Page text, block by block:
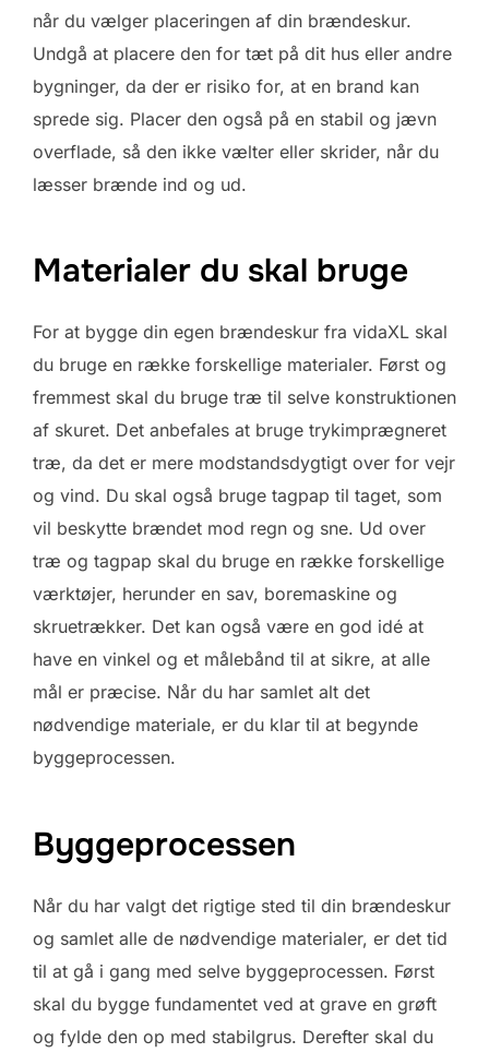
når du vælger placeringen af din brændeskur.
Undgå at placere den for tæt på dit hus eller andre
bygninger, da der er risiko for, at en brand kan
sprede sig. Placer den også på en stabil og jævn
overflade, så den ikke vælter eller skrider, når du
læsser brænde ind og ud.
Materialer du skal bruge
For at bygge din egen brændeskur fra vidaXL skal
du bruge en række forskellige materialer. Først og
fremmest skal du bruge træ til selve konstruktionen
af skuret. Det anbefales at bruge trykimprægneret
træ, da det er mere modstandsdygtigt over for vejr
og vind. Du skal også bruge tagpap til taget, som
vil beskytte brændet mod regn og sne. Ud over
træ og tagpap skal du bruge en række forskellige
værktøjer, herunder en sav, boremaskine og
skruetrækker. Det kan også være en god idé at
have en vinkel og et målebånd til at sikre, at alle
mål er præcise. Når du har samlet alt det
nødvendige materiale, er du klar til at begynde
byggeprocessen.
Byggeprocessen
Når du har valgt det rigtige sted til din brændeskur
og samlet alle de nødvendige materialer, er det tid
til at gå i gang med selve byggeprocessen. Først
skal du bygge fundamentet ved at grave en grøft
og fylde den op med stabilgrus. Derefter skal du